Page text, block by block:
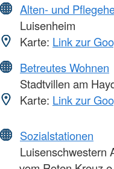
Alten- und
Luisenheim
Karte: Link zur
Betreutes Wohnen
Stadtvillen am
Karte: Link zur
Sozialstationen
Luisenschwestern